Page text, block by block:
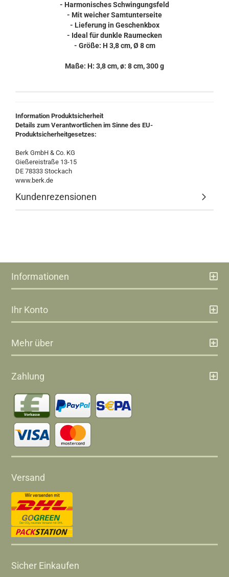
- Harmonisches Schwingungsfeld
- Mit weicher Samtunterseite
- Lieferung in Geschenkbox
- Ideal für dunkle Raumecken
- Größe: H 3,8 cm, Ø 8 cm
Maße: H: 3,8 cm, ø: 8 cm, 300 g
Information Produktsicherheit
Details zum Verantwortlichen im Sinne des EU-
Produktsicherheitgesetzes:
Berk GmbH & Co. KG
Gießereistraße 13-15
DE 78333 Stockach
www.berk.de
Kundenrezensionen
Informationen
Ihr Konto
Mehr über
Zahlung
Versand
Sicher Einkaufen